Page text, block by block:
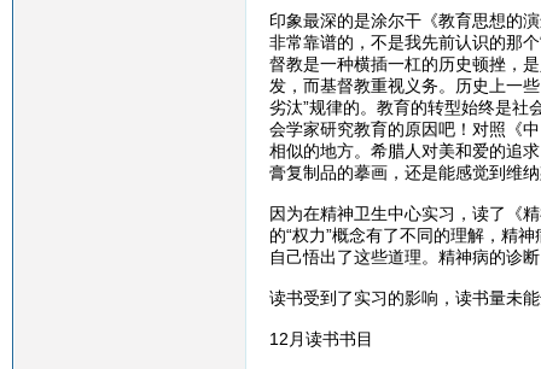
印象最深的是涂尔干《教育思想的
非常靠谱的，不是我先前认识的那
督教是一种横插一杠的历史顿挫，
发，而基督教重视义务。历史上一
劣汰”规律的。教育的转型始终是社
会学家研究教育的原因吧！对照《
相似的地方。希腊人对美和爱的追
膏复制品的摹画，还是能感觉到维
因为在精神卫生中心实习，读了《
的“权力”概念有了不同的理解，精
自己悟出了这些道理。精神病的诊
读书受到了实习的影响，读书量未
12月读书书目